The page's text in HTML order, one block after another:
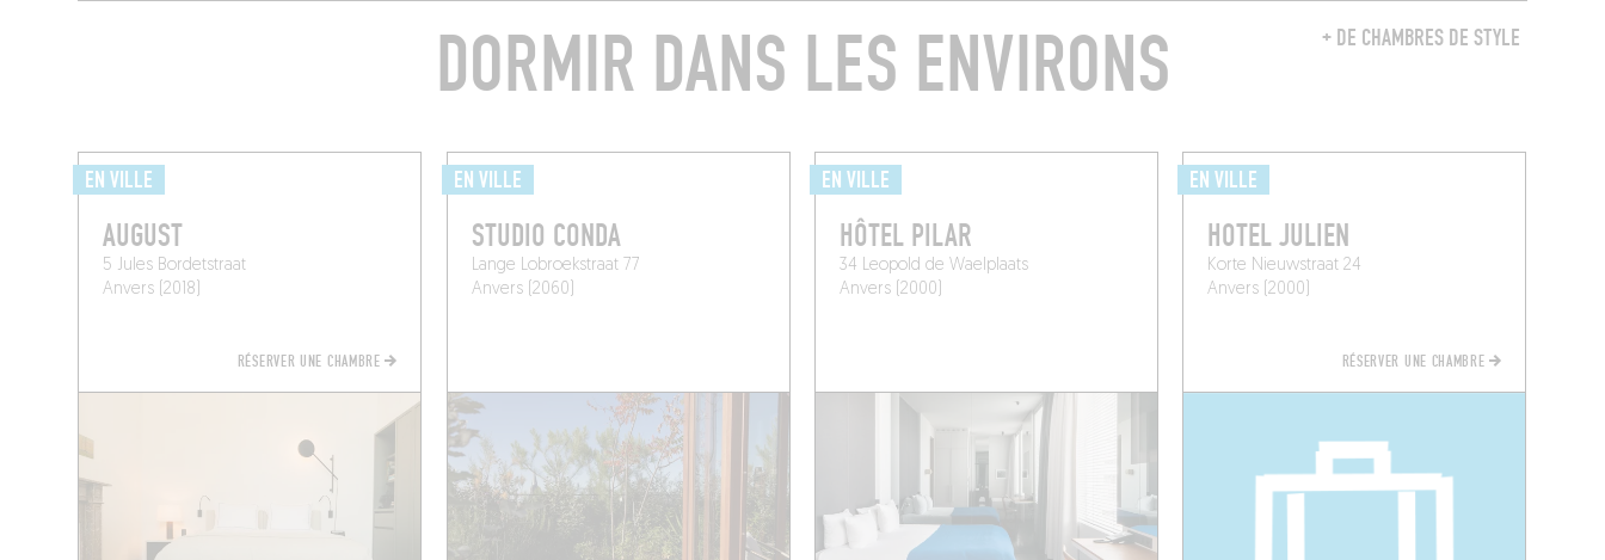
+ DE CHAMBRES DE STYLE
DORMIR DANS LES ENVIRONS
EN VILLE
AUGUST
5 Jules Bordetstraat
Anvers (2018)
RÉSERVER UNE CHAMBRE
EN VILLE
STUDIO CONDA
Lange Lobroekstraat 77
Anvers (2060)
EN VILLE
HÔTEL PILAR
34 Leopold de Waelplaats
Anvers (2000)
EN VILLE
HOTEL JULIEN
Korte Nieuwstraat 24
Anvers (2000)
RÉSERVER UNE CHAMBRE